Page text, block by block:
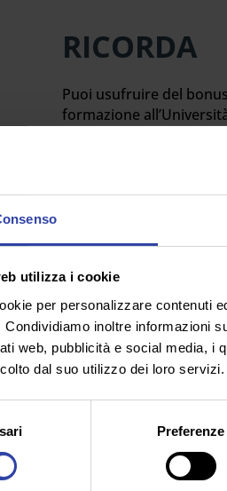
utilizza i cookie
per personalizzare contenuti
Condividiamo inoltre informazioni
web, pubblicità e social media, i
dal suo utilizzo dei loro servizi.
Preferenze
RICORDA
Puoi usufruire del
formazione
e aspiranti insegnanti delle
in generale.
OBIETTIVI
Il Master intende
riferite alla didattica
In particolare, il corso